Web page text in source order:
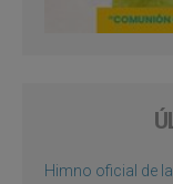
Himno oficial de